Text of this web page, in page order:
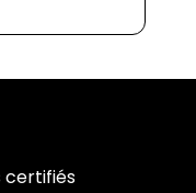
certifiés